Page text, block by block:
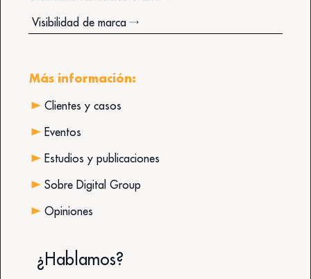
Visibilidad de marca
¿Hablamos?
Más información:
Clientes y casos
Eventos
Estudios y publicaciones
Sobre Digital Group
Opiniones